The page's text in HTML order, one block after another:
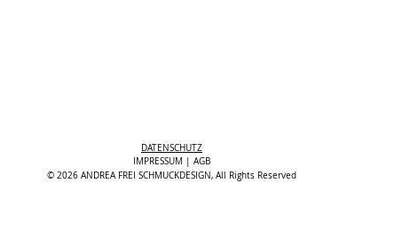
DATENSCHUTZ
IMPRESSUM | AGB
© 2026 ANDREA FREI SCHMUCKDESIGN, All Rights Reserved